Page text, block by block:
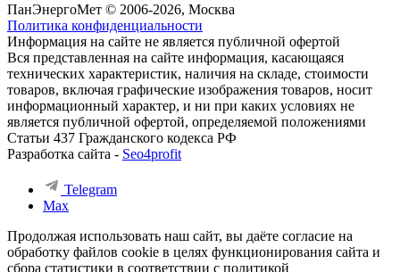
ПанЭнергоМет © 2006-2026, Москва
Политика конфиденциальности
Информация на сайте не является публичной офертой
Вся представленная на сайте информация, касающаяся
технических характеристик, наличия на складе, стоимости
товаров, включая графические изображения товаров, носит
информационный характер, и ни при каких условиях не
является публичной офертой, определяемой положениями
Статьи 437 Гражданского кодекса РФ
Разработка сайта - Seo4profit
Telegram
Max
Продолжая использовать наш сайт, вы даёте согласие на
обработку файлов cookie в целях функционирования сайта и
сбора статистики в соответствии с политикой